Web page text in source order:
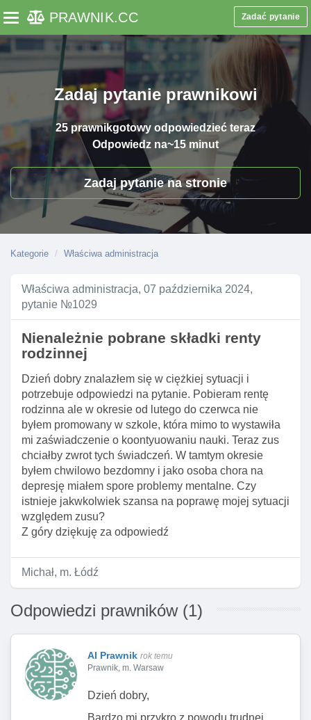
Toggle navigation
PRAWNIK.CC Zadać pytanie
Zadaj pytanie prawnikowi
25 prawnikgotowy odpowiedzieć teraz
Odpowiedz na~15 minut
Zadaj pytanie na stronie
Kategorie Właściwa administracja
Właściwa administracja, 07 października 2024,
pytanie №1029
Nienależnie pobrane składki renty
rodzinnej
Dzień dobry znalazłem się w ciężkiej sytuacji i
potrzebuje odpowiedzi na pytanie. Pobieram rentę
rodzinna ale w okresie od lutego do czerwca nie
byłem promowany w szkole, która mimo to wystawiła
mi zaświadczenie o koontyuowaniu nauki. Teraz zus
chciałby zwrot tych świadczeń. W tamtym okresie
byłem chwilowo bezdomny i jako osoba chora na
depresję miałem spore problemy mentalne. Czy
istnieje jakwkolwiek szansa na poprawę mojej sytuacji
względem zusu?
Z góry dziękuję za odpowiedź
Michał, m. Łódź
Odpowiedzi prawników (1)
AI Prawnik rok temu
Prawnik, m. Warsaw
Dzień dobry,
Bardzo mi przykro z powodu trudnej